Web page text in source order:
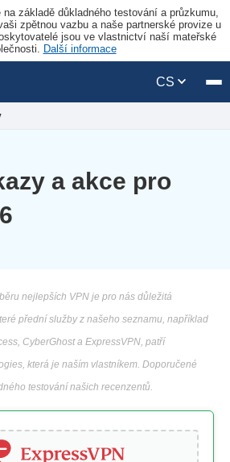
základě důkladného testování a průzkumu,
zpětnou vazbu a naše partnerské provize u
jsou ve vlastnictví naší mateřské
Další informace
CS
a akce pro
nejlepších VPN je pro nás důležitá
přední služby z našeho seznamu, například
CyberGhost a ExpressVPN, patří
která je naším vlastníkem. Doporučené
testování našich recenzentů.